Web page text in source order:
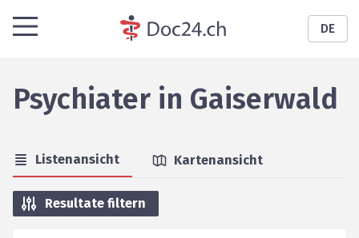
DE
Psychiater in Gaiserwald
Listenansicht Kartenansicht
Resultate filtern